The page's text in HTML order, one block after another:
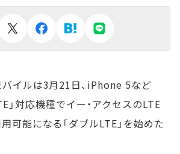
イルは3月21日、iPhone 5など
」対応機種でイー・アクセスのLTE
可能になる「ダブルLTE」を始めた